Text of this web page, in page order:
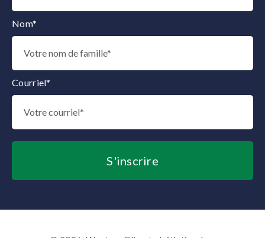
Nom*
Courriel*